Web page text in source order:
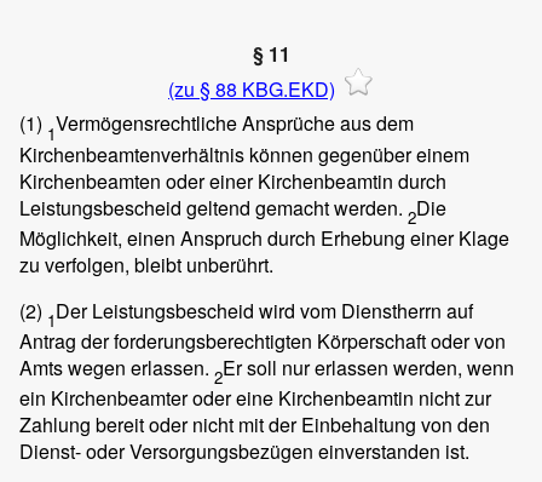
§ 11
(zu § 88 KBG.EKD)
(1) 1Vermögensrechtliche Ansprüche aus dem
Kirchenbeamtenverhältnis können gegenüber einem
Kirchenbeamten oder einer Kirchenbeamtin durch
Leistungsbescheid geltend gemacht werden. 2Die
Möglichkeit, einen Anspruch durch Erhebung einer Klage
zu verfolgen, bleibt unberührt.
(2) 1Der Leistungsbescheid wird vom Dienstherrn auf
Antrag der forderungsberechtigten Körperschaft oder von
Amts wegen erlassen. 2Er soll nur erlassen werden, wenn
ein Kirchenbeamter oder eine Kirchenbeamtin nicht zur
Zahlung bereit oder nicht mit der Einbehaltung von den
Dienst- oder Versorgungsbezügen einverstanden ist.